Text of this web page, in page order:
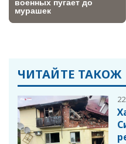
ЧИТАЙТЕ ТАКОЖ